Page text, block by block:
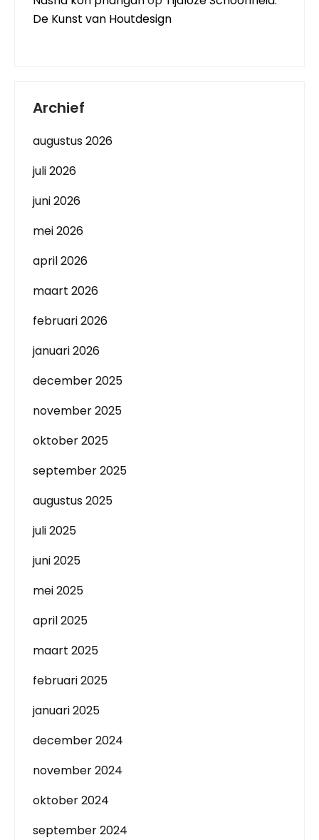
De Kunst van Houtdesign
Archief
augustus 2026
juli 2026
juni 2026
mei 2026
april 2026
maart 2026
februari 2026
januari 2026
december 2025
november 2025
oktober 2025
september 2025
augustus 2025
juli 2025
juni 2025
mei 2025
april 2025
maart 2025
februari 2025
januari 2025
december 2024
november 2024
oktober 2024
september 2024